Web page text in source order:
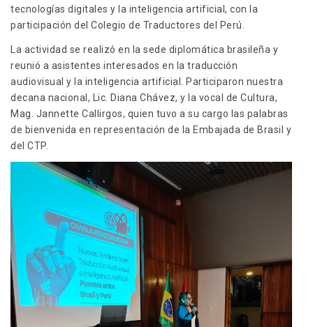
tecnologías digitales y la inteligencia artificial, con la
participación del Colegio de Traductores del Perú.
La actividad se realizó en la sede diplomática brasileña y
reunió a asistentes interesados en la traducción
audiovisual y la inteligencia artificial. Participaron nuestra
decana nacional, Lic. Diana Chávez, y la vocal de Cultura,
Mag. Jannette Callirgos, quien tuvo a su cargo las palabras
de bienvenida en representación de la Embajada de Brasil y
del CTP.